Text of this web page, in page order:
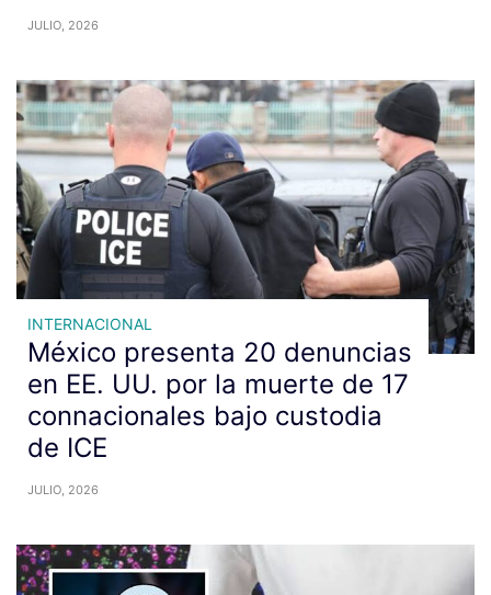
JULIO, 2026
INTERNACIONAL
México presenta 20 denuncias
en EE. UU. por la muerte de 17
connacionales bajo custodia
de ICE
JULIO, 2026